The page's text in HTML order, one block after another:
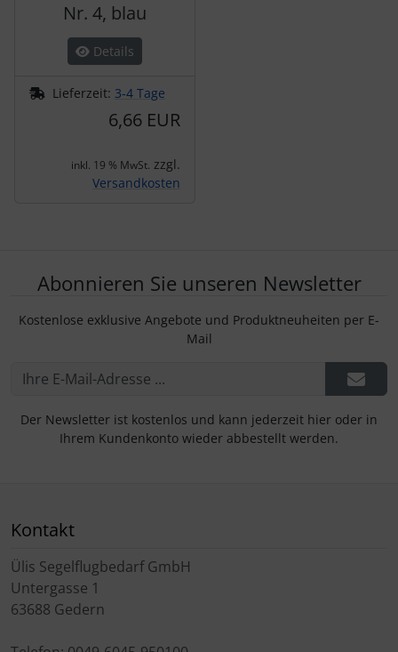
Nr. 4, blau
Details
Lieferzeit: 3-4 Tage
6,66 EUR
inkl. 19 % MwSt. zzgl.
Versandkosten
Abonnieren Sie unseren Newsletter
Kostenlose exklusive Angebote und Produktneuheiten per E-
Mail
Der Newsletter ist kostenlos und kann jederzeit hier oder in
Ihrem Kundenkonto wieder abbestellt werden.
Kontakt
Ülis Segelflugbedarf GmbH
Untergasse 1
63688 Gedern